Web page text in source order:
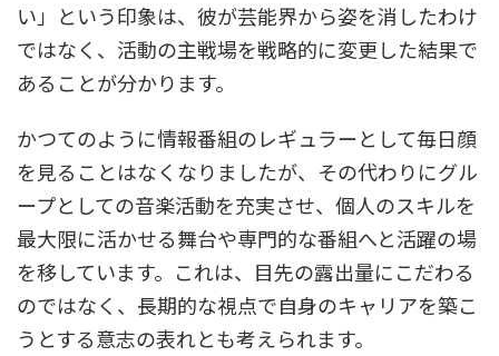
い」という印象は、彼が芸能界から姿を消したわけ
ではなく、活動の主戦場を戦略的に変更した結果で
あることが分かります。
かつてのように情報番組のレギュラーとして毎日顔
を見ることはなくなりましたが、その代わりにグル
ープとしての音楽活動を充実させ、個人のスキルを
最大限に活かせる舞台や専門的な番組へと活躍の場
を移しています。これは、目先の露出量にこだわる
のではなく、長期的な視点で自身のキャリアを築こ
うとする意志の表れとも考えられます。